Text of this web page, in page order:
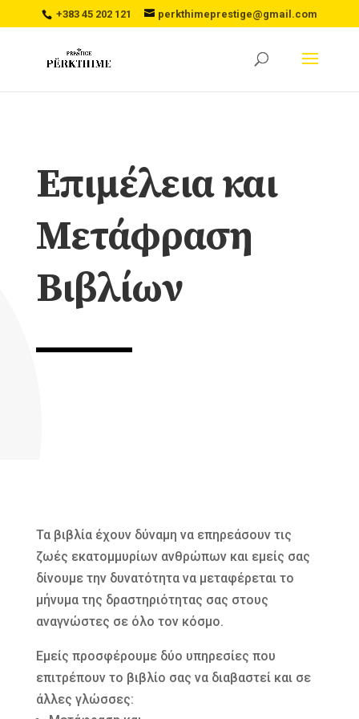
+383 45 202 121 perkthimeprestige@gmail.com
Επιμέλεια και
Μετάφραση
Βιβλίων
Τα βιβλία έχουν δύναμη να επηρεάσουν τις
ζωές εκατομμυρίων ανθρώπων και εμείς σας
δίνουμε την δυνατότητα να μεταφέρεται το
μήνυμα της δραστηριότητας σας στους
αναγνώστες σε όλο τον κόσμο.
Εμείς προσφέρουμε δύο υπηρεσίες που
επιτρέπουν το βιβλίο σας να διαβαστεί και σε
άλλες γλώσσες: